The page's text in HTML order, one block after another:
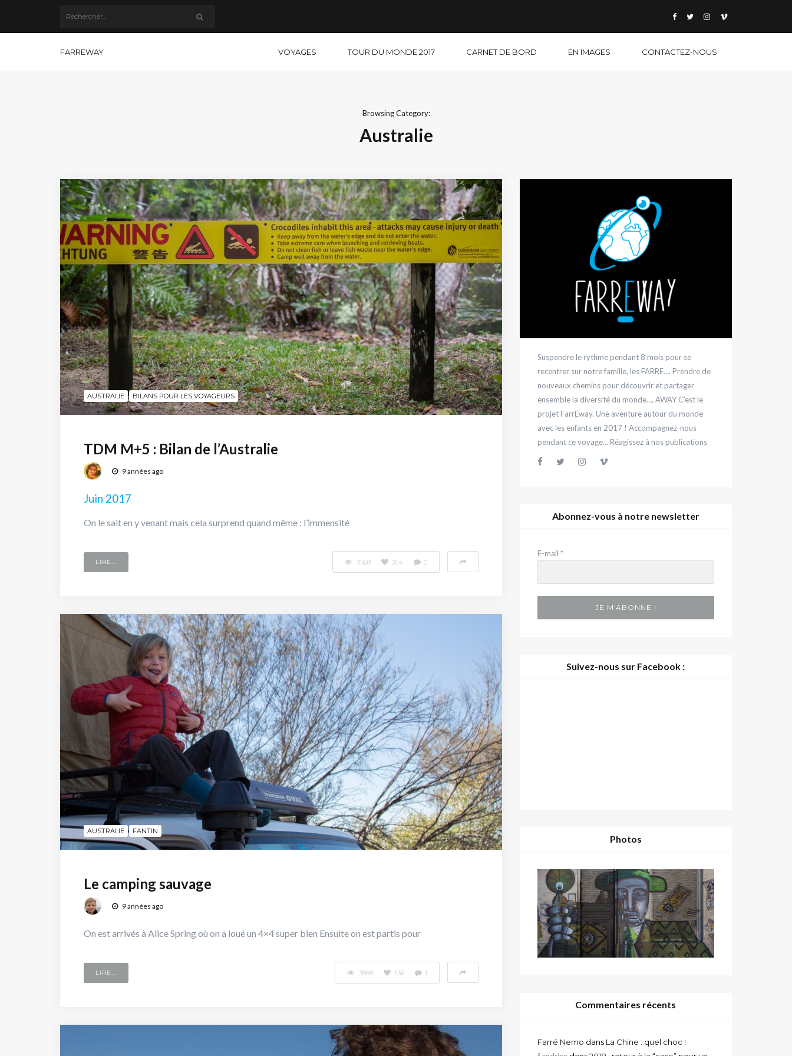
FARREWAY VOYAGES TOUR DU MONDE 2017 CARNET DE BORD EN IMAGES CONTACTEZ-NOUS
Browsing Category:
Australie
AUSTRALIE BILANS POUR LES VOYAGEURS
TDM M+5 : Bilan de l’Australie
9 années ago
Juin 2017
On le sait en y venant mais cela surprend quand même : l’immensité
LIRE... 3568 354 0
AUSTRALIE FANTIN
Le camping sauvage
9 années ago
On est arrivés à Alice Spring où on a loué un 4×4 super bien Ensuite on est partis pour
LIRE... 3868 336 1
Suspendre le rythme pendant 8 mois pour se
recentrer sur notre famille, les FARRE…. Prendre de
nouveaux chemins pour découvrir et partager
ensemble la diversité du monde…. AWAY C’est le
projet FarrEway. Une aventure autour du monde
avec les enfants en 2017 ! Accompagnez-nous
pendant ce voyage… Réagissez à nos publications
Abonnez-vous à notre newsletter
E-mail *
Suivez-nous sur Facebook :
Photos
Commentaires récents
Farré Nemo dans La Chine : quel choc !